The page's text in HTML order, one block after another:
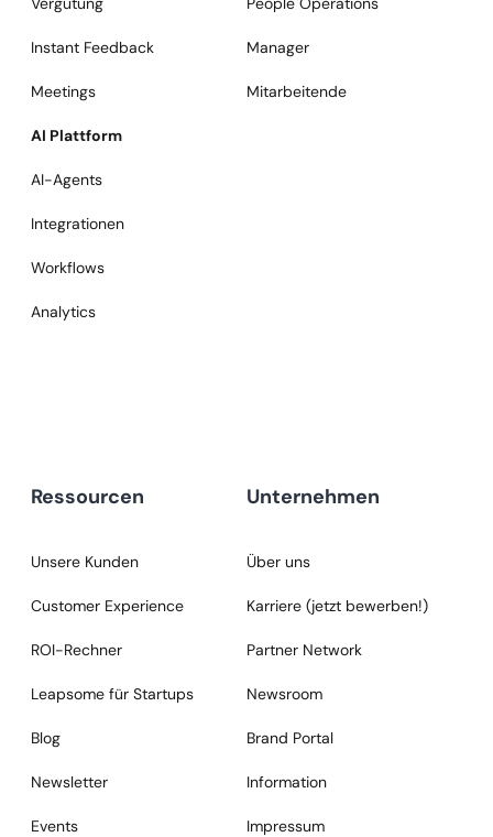
Instant Feedback
Meetings
AI Plattform
AI-Agents
Integrationen
Workflows
Analytics
Manager
Mitarbeitende
Ressourcen
Unsere Kunden
Customer Experience
ROI-Rechner
Leapsome für Startups
Blog
Newsletter
Events
Unternehmen
Über uns
Karriere (jetzt bewerben!)
Partner Network
Newsroom
Brand Portal
Information
Impressum